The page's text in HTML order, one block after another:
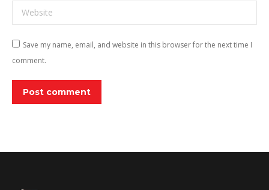
Website
Save my name, email, and website in this browser for the next time I
comment.
Post comment